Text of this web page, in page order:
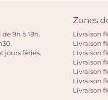
9h à 18h.
jours fériés.
Zones
Livraison
Livraison
Livraison
Livraison
Livraison
Livraison
Livraison